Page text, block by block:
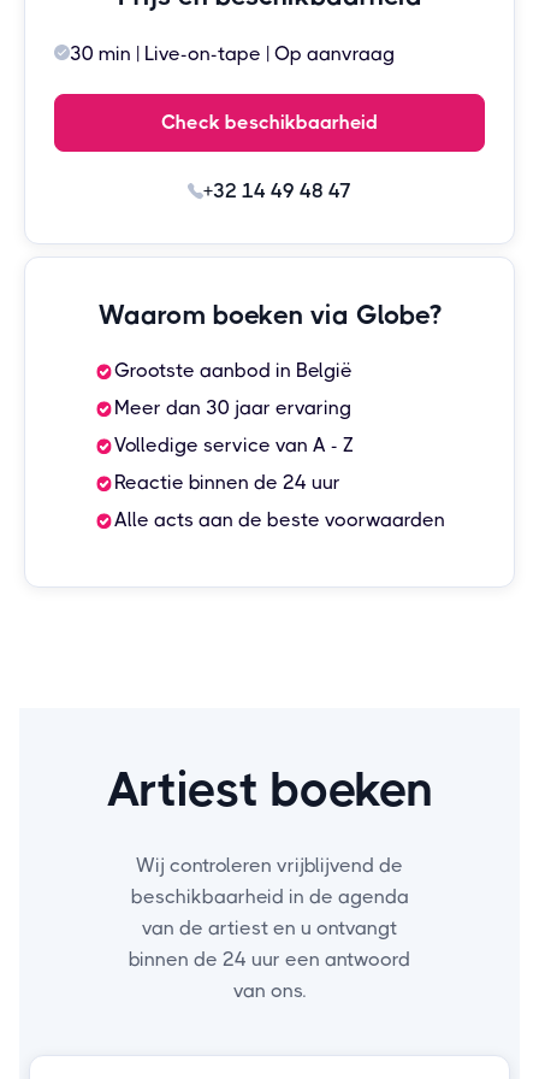
30 min | Live-on-tape | Op aanvraag
Check beschikbaarheid
+32 14 49 48 47
Waarom boeken via Globe?
Grootste aanbod in België
Meer dan 30 jaar ervaring
Volledige service van A - Z
Reactie binnen de 24 uur
Alle acts aan de beste voorwaarden
Artiest boeken
Wij controleren vrijblijvend de
beschikbaarheid in de agenda
van de artiest en u ontvangt
binnen de 24 uur een antwoord
van ons.